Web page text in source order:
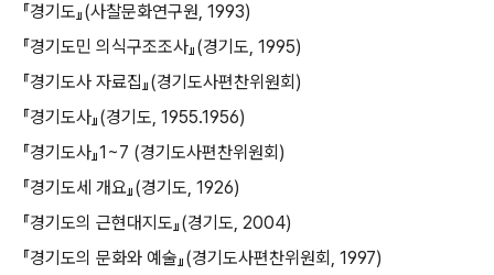
『경기도』(사찰문화연구원, 1993)
『경기도민 의식구조조사』(경기도, 1995)
『경기도사 자료집』(경기도사편찬위원회)
『경기도사』(경기도, 1955․1956)
『경기도사』1~7 (경기도사편찬위원회)
『경기도세 개요』(경기도, 1926)
『경기도의 근현대지도』(경기도, 2004)
『경기도의 문화와 예술』(경기도사편찬위원회, 1997)